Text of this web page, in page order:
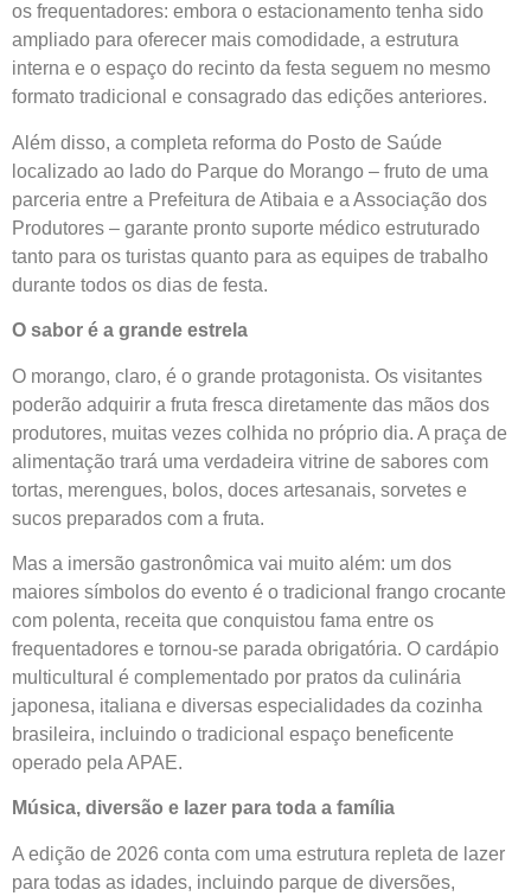
os frequentadores: embora o estacionamento tenha sido
ampliado para oferecer mais comodidade, a estrutura
interna e o espaço do recinto da festa seguem no mesmo
formato tradicional e consagrado das edições anteriores.
Além disso, a completa reforma do Posto de Saúde
localizado ao lado do Parque do Morango – fruto de uma
parceria entre a Prefeitura de Atibaia e a Associação dos
Produtores – garante pronto suporte médico estruturado
tanto para os turistas quanto para as equipes de trabalho
durante todos os dias de festa.
O sabor é a grande estrela
O morango, claro, é o grande protagonista. Os visitantes
poderão adquirir a fruta fresca diretamente das mãos dos
produtores, muitas vezes colhida no próprio dia. A praça de
alimentação trará uma verdadeira vitrine de sabores com
tortas, merengues, bolos, doces artesanais, sorvetes e
sucos preparados com a fruta.
Mas a imersão gastronômica vai muito além: um dos
maiores símbolos do evento é o tradicional frango crocante
com polenta, receita que conquistou fama entre os
frequentadores e tornou-se parada obrigatória. O cardápio
multicultural é complementado por pratos da culinária
japonesa, italiana e diversas especialidades da cozinha
brasileira, incluindo o tradicional espaço beneficente
operado pela APAE.
Música, diversão e lazer para toda a família
A edição de 2026 conta com uma estrutura repleta de lazer
para todas as idades, incluindo parque de diversões,